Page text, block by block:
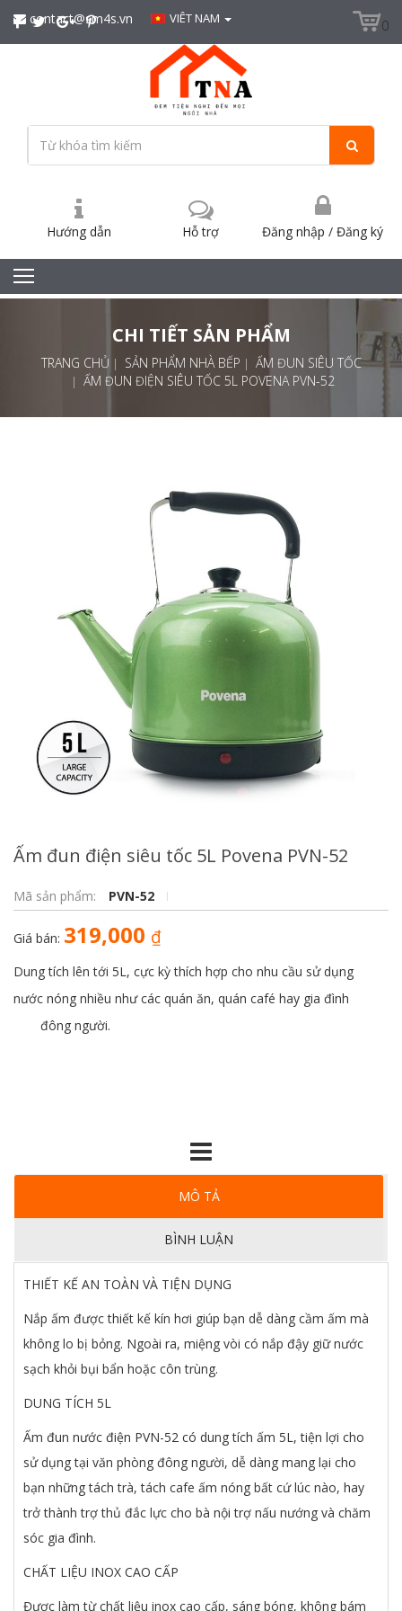
contact@sm4s.vn VIÊT NAM 0
Đăng nhập/Đăng ký
Hướng dẫn Hỗ trợ
CHI TIẾT SẢN PHẨM
TRANG CHỦ SẢN PHẨM NHÀ BẾP
ẤM ĐUN SIÊU TỐC
ẤM ĐUN ĐIỆN SIÊU TỐC 5L POVENA PVN-52
Ấm đun điện siêu tốc 5L Povena PVN-52
Mã sản phẩm: PVN-52
Giá bán: 319,000 ₫
Dung tích lên tới 5L, cực kỳ thích hợp cho nhu cầu sử dụng
nước nóng nhiều như các quán ăn, quán café hay gia đình
đông người.
MÔ TẢ
BÌNH LUẬN
THIẾT KẾ AN TOÀN VÀ TIỆN DỤNG
Nắp ấm được thiết kế kín hơi giúp bạn dễ dàng cầm ấm mà
không lo bị bỏng. Ngoài ra, miệng vòi có nắp đậy giữ nước
sạch khỏi bụi bẩn hoặc côn trùng.
DUNG TÍCH 5L
Ấm đun nước điện PVN-52 có dung tích ấm 5L, tiện lợi cho
sử dụng tại văn phòng đông người, dễ dàng mang lại cho
bạn những tách trà, tách cafe ấm nóng bất cứ lúc nào, hay
trở thành trợ thủ đắc lực cho bà nội trợ nấu nướng và chăm
sóc gia đình.
CHẤT LIỆU INOX CAO CẤP
Được làm từ chất liệu inox cao cấp, sáng bóng, không bám